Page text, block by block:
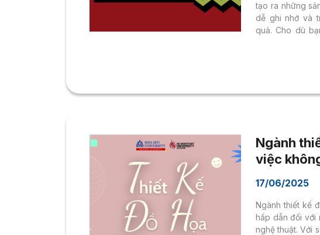
tạo ra những
dễ ghi nhớ và
quả. Cho dù
các nguyên lý
Ngành
việc
17/06/2025
Ngành thiết kế
hấp dẫn đối với
nghệ thuật. Với